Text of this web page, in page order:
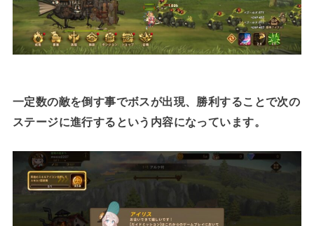
一定数の敵を倒す事でボスが出現、勝利することで次の
ステージに進行するという内容になっています。